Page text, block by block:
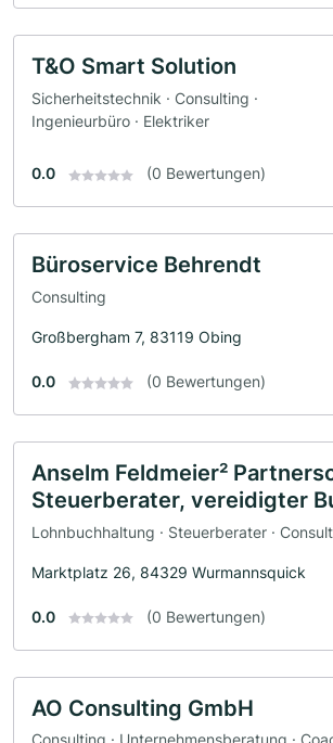
T&O Smart Solution
Sicherheitstechnik · Consulting ·
Ingenieurbüro · Elektriker
0.0 (0 Bewertungen)
Büroservice Behrendt
Consulting
Großbergham 7, 83119 Obing
0.0 (0 Bewertungen)
Anselm Feldmeier²
Steuerberater, vereidigter
Lohnbuchhaltung · Steuerberater ·
Marktplatz 26, 84329 Wurmannsquick
0.0 (0 Bewertungen)
AO Consulting GmbH